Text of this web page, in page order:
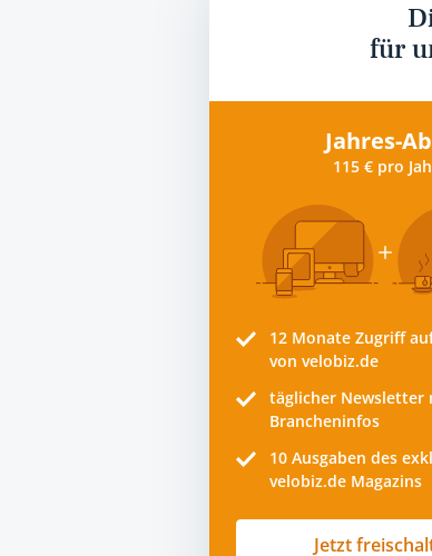
für
Jahres-
115 € pro
12 Monate Zugriff
von velobiz.de
täglicher Newsletter
Brancheninfos
10 Ausgaben des
velobiz.de Magazins
Jetzt